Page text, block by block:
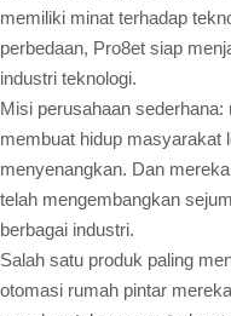
memiliki minat terhadap
perbedaan, Pro8et siap
industri teknologi.
Misi perusahaan
membuat hidup masyarakat
menyenangkan. Dan
telah mengembangkan
berbagai industri.
Salah satu produk paling
otomasi rumah pintar